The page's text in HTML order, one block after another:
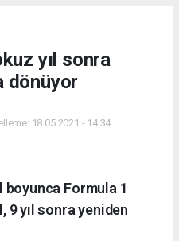
yıl sonra
dönüyor
18.05.2021 - 14:34
boyunca Formula 1
9 yıl sonra yeniden